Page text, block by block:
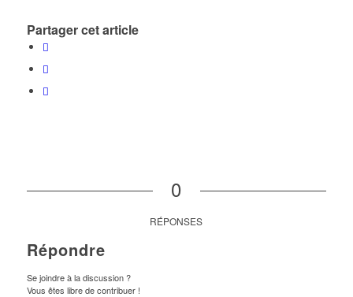
Partager cet article
0
RÉPONSES
Répondre
Se joindre à la discussion ?
Vous êtes libre de contribuer !